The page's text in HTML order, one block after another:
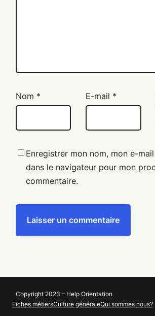
Nom * E-mail *
Enregistrer mon nom, mon e-
dans le navigateur pour mon
commentaire.
Copyright 2023 – Help Orientation
Fiches métiersCulture généraleQui sommes nous?